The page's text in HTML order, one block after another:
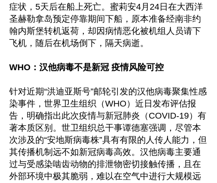
症状，5天后在船上死亡。蜜莉安4月24日在大西洋
圣赫勒拿岛预定停靠期间下船，原本准备经南非约
翰内斯堡转机返荷，却因病情恶化被机组人员请下
飞机，随后在机场倒下，隔天病逝。
WHO：汉他病毒不是新冠 疫情风险可控
针对近期“洪迪亚斯号”邮轮引发的汉他病毒聚集性感
染事件，世界卫生组织（WHO）近日发布评估报
告，明确指出此次疫情与新冠肺炎（COVID-19）有
著本质区别。世卫组织总干事谭德塞强调，尽管本
次涉及的“安地斯病毒株”具有有限的人传人能力，但
其传播机制远不如新冠病毒高效。汉他病毒主要通
过与受感染啮齿动物的排泄物密切接触传播，且在
外部环境中极其脆弱，难以在空气中进行大规模远